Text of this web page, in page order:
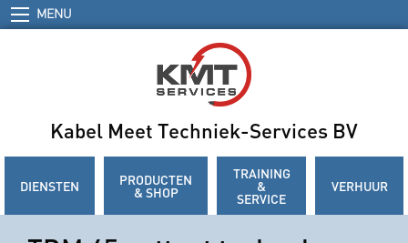
MENU
Kabel Meet Techniek-Services BV
DIENSTEN PRODUCTEN
& SHOP
TRAINING
&
SERVICE
VERHUUR